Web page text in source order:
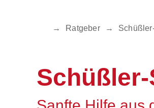
→ Ratgeber →
Schüßler-